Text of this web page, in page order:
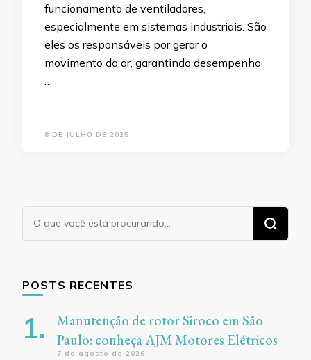
funcionamento de ventiladores,
especialmente em sistemas industriais. São
eles os responsáveis por gerar o
movimento do ar, garantindo desempenho
8 DE JULHO DE 2025
Procurando
algo?
POSTS RECENTES
Manutenção de rotor Siroco em São
Paulo: conheça AJM Motores Elétricos
7 de agosto de 2026